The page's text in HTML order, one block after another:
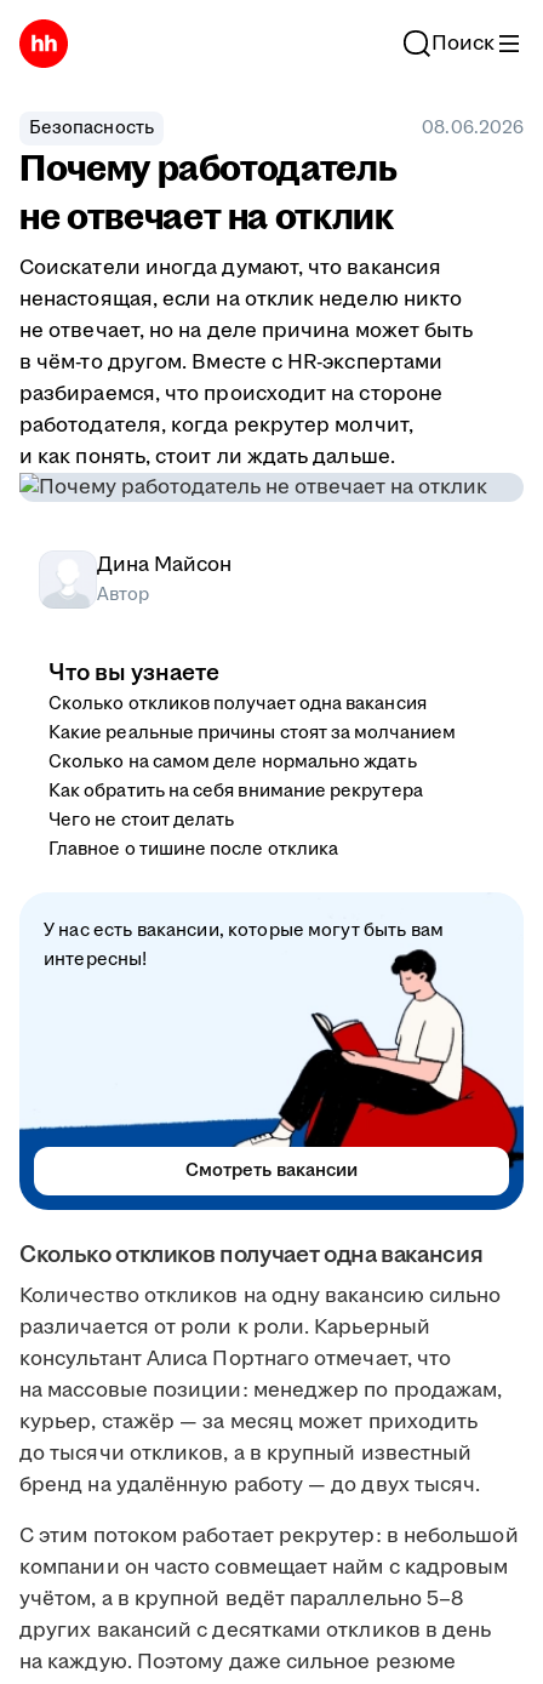
Поиск
Безопасность 08.06.2026
Почему работодатель
не отвечает на отклик
Соискатели иногда думают, что вакансия
ненастоящая, если на отклик неделю никто
не отвечает, но на деле причина может быть
в чём-то другом. Вместе с HR-экспертами
разбираемся, что происходит на стороне
работодателя, когда рекрутер молчит,
и как понять, стоит ли ждать дальше.
Сколько откликов получает одна вакансия
Количество откликов на одну вакансию сильно
различается от роли к роли. Карьерный
консультант Алиса Портнаго отмечает, что
на массовые позиции: менеджер по продажам,
курьер, стажёр — за месяц может приходить
до тысячи откликов, а в крупный известный
бренд на удалённую работу — до двух тысяч.
С этим потоком работает рекрутер: в небольшой
компании он часто совмещает найм с кадровым
учётом, а в крупной ведёт параллельно 5–8
других вакансий с десятками откликов в день
на каждую. Поэтому даже сильное резюме
Дина Майсон
Автор
Что вы узнаете
Сколько откликов получает одна вакансия
Какие реальные причины стоят за молчанием
Сколько на самом деле нормально ждать
Как обратить на себя внимание рекрутера
Чего не стоит делать
Главное о тишине после отклика
У нас есть вакансии, которые могут быть вам
интересны!
Смотреть вакансии